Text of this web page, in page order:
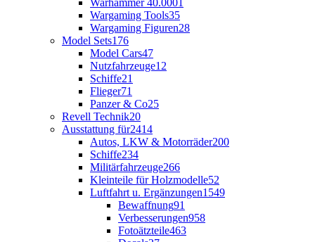
Warhammer 40.000
Wargaming Tools35
Wargaming Figuren28
Model Sets176
Model Cars47
Nutzfahrzeuge12
Schiffe21
Flieger71
Panzer & Co25
Revell Technik20
Ausstattung für2414
Autos, LKW & Motorräder200
Schiffe234
Militärfahrzeuge266
Kleinteile für Holzmodelle52
Luftfahrt u. Ergänzungen1549
Bewaffnung91
Verbesserungen958
Fotoätzteile463